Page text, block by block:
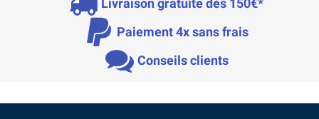
Livraison gratuite dès 150€*
Paiement 4x sans frais
Conseils clients